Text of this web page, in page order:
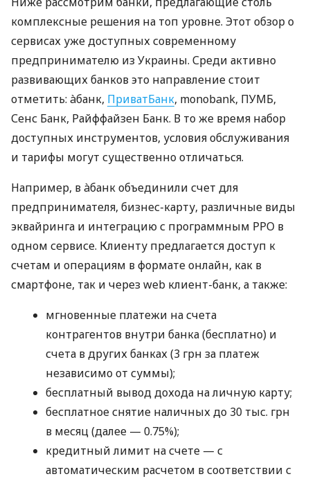
комплексные решения на топ уровне. Этот обзор о
сервисах уже доступных современному
предпринимателю из Украины. Среди активно
развивающих банков это направление стоит
отметить: àбанк, ПриватБанк, monobank, ПУМБ,
Сенс Банк, Райффайзен Банк. В то же время набор
доступных инструментов, условия обслуживания
и тарифы могут существенно отличаться.
Например, в àбанк объединили счет для
предпринимателя, бизнес-карту, различные виды
эквайринга и интеграцию с программным РРО в
одном сервисе. Клиенту предлагается доступ к
счетам и операциям в формате онлайн, как в
смартфоне, так и через web клиент-банк, а также:
мгновенные платежи на счета
контрагентов внутри банка (бесплатно) и
счета в других банках (3 грн за платеж
независимо от суммы);
бесплатный вывод дохода на личную карту;
бесплатное снятие наличных до 30 тыс. грн
в месяц (далее — 0.75%);
кредитный лимит на счете — с
автоматическим расчетом в соответствии с